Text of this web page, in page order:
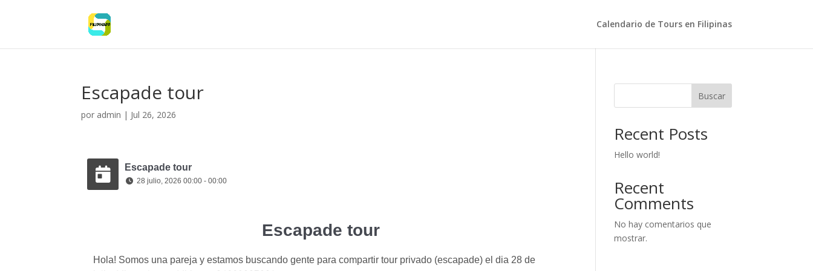
Calendario de Tours en Filipinas
Escapade tour
por admin | Jul 26, 2026
Escapade tour
28 julio, 2026 00:00 - 00:00
Escapade tour
Hola! Somos una pareja y estamos buscando gente para compartir tour privado (escapade) el dia 28 de
Buscar
Recent Posts
Hello world!
Recent
Comments
No hay comentarios que
mostrar.